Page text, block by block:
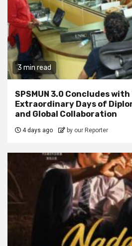
3 min read
SPSMUN 3.0 Concludes
Extraordinary Days of
and Global Collaboration
4 days ago by our Reporter